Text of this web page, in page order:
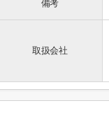
備考
取扱会社